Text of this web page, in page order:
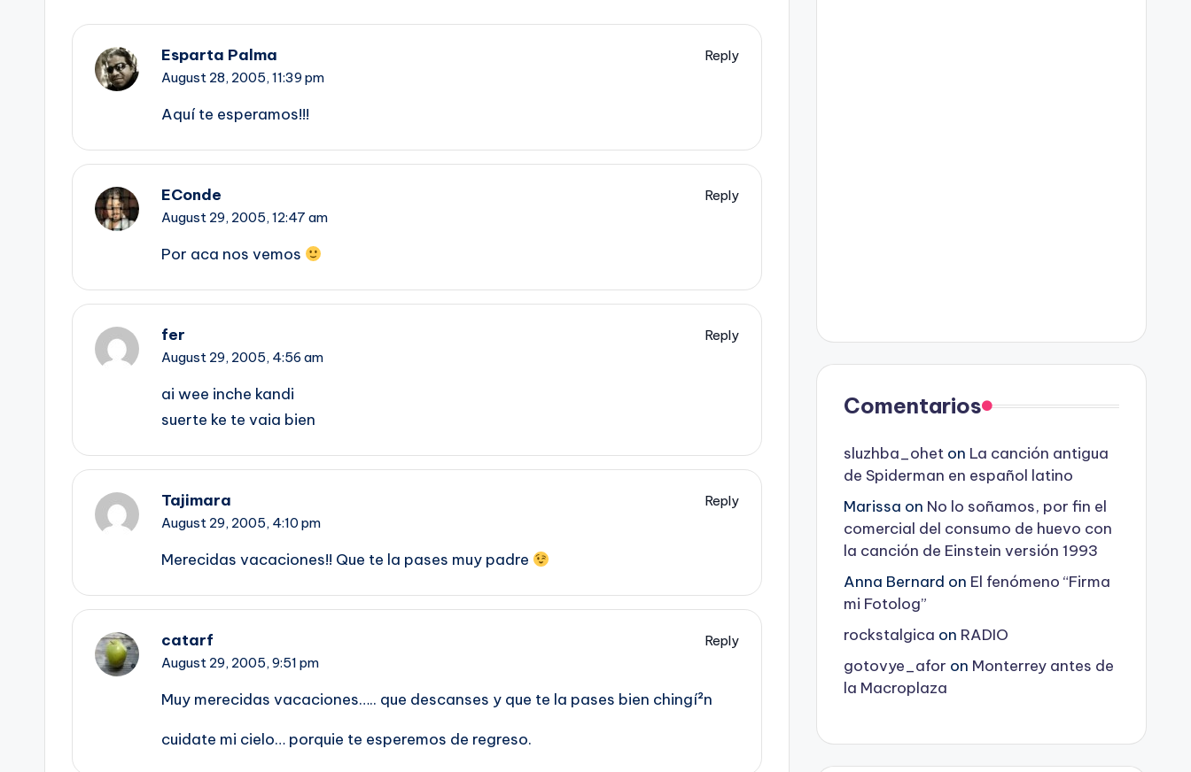
Esparta Palma
Reply
August 28, 2005, 11:39 pm
Aquí­ te esperamos!!!
EConde
Reply
August 29, 2005, 12:47 am
Por aca nos vemos
fer
Reply
August 29, 2005, 4:56 am
ai wee inche kandi
suerte ke te vaia bien
Tajimara
Reply
August 29, 2005, 4:10 pm
Merecidas vacaciones!! Que te la pases muy padre
catarf
Reply
August 29, 2005, 9:51 pm
Muy merecidas vacaciones….. que descanses y que te la pases bien chingí²n
cuidate mi cielo… porquie te esperemos de regreso.
Comentarios
sluzhba_oheton La canción antigua
de Spiderman en español latino
Marissa on No lo soñamos, por fin el
comercial del consumo de huevo con
la canción de Einstein versión 1993
Anna Bernard on El fenómeno “Firma
mi Fotolog”
rockstalgica on RADIO
gotovye_afor on Monterrey antes de
la Macroplaza